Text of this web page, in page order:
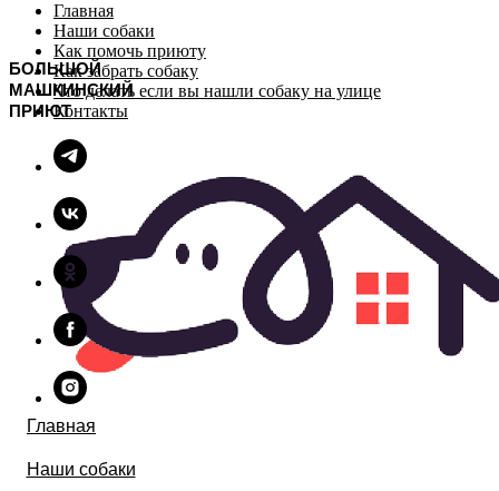
БОЛЬШОЙ
МАШКИНСКИЙ
ПРИЮТ
Главная
Наши собаки
Главная
Наши собаки
Как помочь приюту
Как забрать собаку
Что делать если вы нашли собаку на улице
Контакты